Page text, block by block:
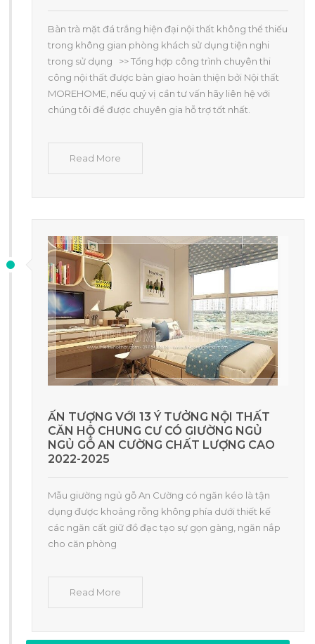
Bàn trà mặt đá trắng hiện đại nội thất không thể thiếu
trong không gian phòng khách sử dụng tiện nghi
trong sử dụng >> Tổng hợp công trình chuyên thi
công nội thất được bàn giao hoàn thiện bởi Nội thất
MOREHOME, nếu quý vị cần tư vấn hãy liên hệ với
chúng tôi để được chuyên gia hỗ trợ tốt nhất.
Read More
ẤN TƯỢNG VỚI 13 Ý TƯỞNG NỘI THẤT
CĂN HỘ CHUNG CƯ CÓ GIƯỜNG NGỦ
NGỦ GỖ AN CƯỜNG CHẤT LƯỢNG CAO
2022-2025
Mẫu giường ngủ gỗ An Cường có ngăn kéo là tận
dụng được khoảng rỗng không phía dưới thiết kế
các ngăn cất giữ đồ đạc tạo sự gọn gàng, ngăn nắp
cho căn phòng
Read More